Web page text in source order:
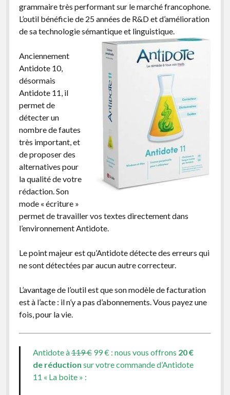
grammaire très performant sur le marché francophone.
L’outil bénéficie de 25 années de R&D et d’amélioration
de sa technologie sémantique et linguistique.
Anciennement
Antidote 10,
désormais
Antidote 11, il
permet de
détecter un
nombre de fautes
très important, et
de proposer des
alternatives pour
la qualité de votre
rédaction. Son
mode « écriture »
permet de travailler vos textes directement dans
l’environnement Antidote.
Le point majeur est qu’Antidote détecte des erreurs qui
ne sont détectées par aucun autre correcteur.
L’avantage de l’outil est que son modèle de facturation
est à l’acte : il n’y a pas d’abonnements. Vous payez une
fois, pour la vie.
Antidote à119 €99 € : nous vous offrons 20 €
de réduction sur votre commande d’Antidote
11 « La boite » :